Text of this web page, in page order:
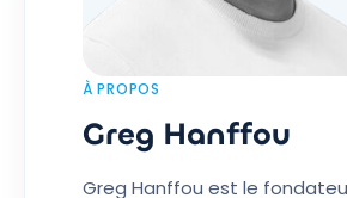
À PROPOS
Greg Hanffou
Greg Hanffou est le